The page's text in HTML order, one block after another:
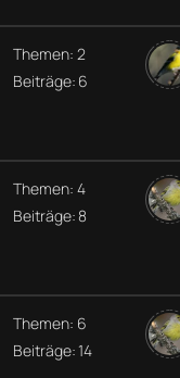
Themen: 2
Beiträge: 6
Themen: 4
Beiträge: 8
Themen: 6
Beiträge: 14